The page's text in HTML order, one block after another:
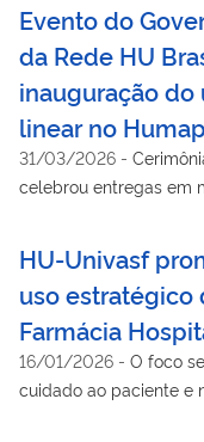
Evento do
da Rede HU
inauguração
linear no
31/03/2026 -
celebrou entregas em
HU-Univasf
uso estratégico
Farmácia
16/01/2026 - O foco
cuidado ao paciente e